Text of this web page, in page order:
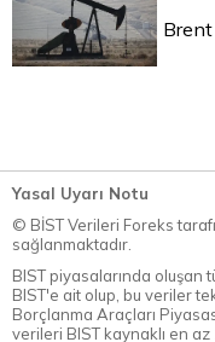
Yasal Uyarı Notu
© BİST Verileri Foreks
sağlanmaktadır.
BIST piyasalarında oluşan
BIST'e ait olup, bu veriler
Borçlanma Araçları
verileri BIST kaynaklı en